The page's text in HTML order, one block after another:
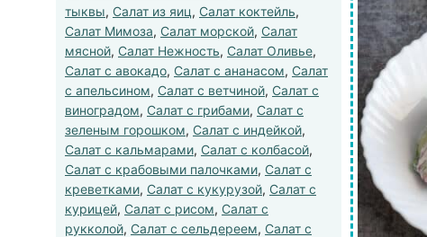
тыквы, Салат из яиц, Салат коктейль,
Салат Мимоза, Салат морской, Салат
мясной, Салат Нежность, Салат Оливье,
Салат с авокадо, Салат с ананасом, Салат
с апельсином, Салат с ветчиной, Салат с
виноградом, Салат с грибами, Салат с
зеленым горошком, Салат с индейкой,
Салат с кальмарами, Салат с колбасой,
Салат с крабовыми палочками, Салат с
креветками, Салат с кукурузой, Салат с
курицей, Салат с рисом, Салат с
рукколой, Салат с сельдереем, Салат с